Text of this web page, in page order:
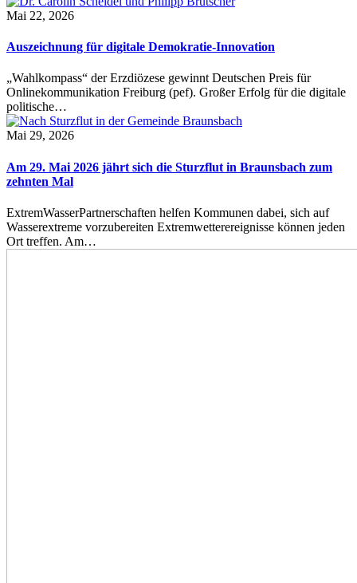
Mai 22, 2026
Auszeichnung für digitale Demokratie-Innovation
„Wahlkompass“ der Erzdiözese gewinnt Deutschen Preis für
Onlinekommunikation Freiburg (pef). Großer Erfolg für die digitale
politische…
Mai 29, 2026
Am 29. Mai 2026 jährt sich die Sturzflut in Braunsbach zum
zehnten Mal
ExtremWasserPartnerschaften helfen Kommunen dabei, sich auf
Wasserextreme vorzubereiten Extremwetterereignisse können jeden
Ort treffen. Am…